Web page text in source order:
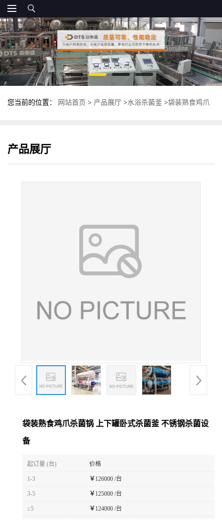
您当前的位置： 网站首页 > 产品展厅 >水浴杀菌釜 >袋装熟食鸡爪
产品展厅
袋装熟食鸡爪杀菌锅 上下罐卧式杀菌釜 不锈钢杀菌设
备
起订量 (台) 价格
1-3 ￥ 126000 /台
3-5 ￥ 125000 /台
≥5 ￥ 124000 /台